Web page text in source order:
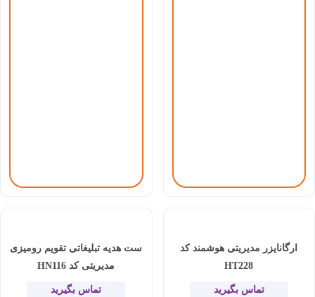
ارگانایزر مدیریتی هوشمند کد
HT228
تماس بگیرید
ست هدیه تبلیغاتی تقویم رومیزی
مدیریتی کد HN116
تماس بگیرید